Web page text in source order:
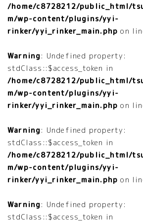
/home/c8728212/public_html/
m/wp-content/plugins/yyi-
rinker/yyi_rinker_main.php on
Warning: Undefined property:
stdClass::$access_token in
/home/c8728212/public_html/
m/wp-content/plugins/yyi-
rinker/yyi_rinker_main.php on
Warning: Undefined property:
stdClass::$access_token in
/home/c8728212/public_html/
m/wp-content/plugins/yyi-
rinker/yyi_rinker_main.php on
Warning: Undefined property:
stdClass::$access_token in